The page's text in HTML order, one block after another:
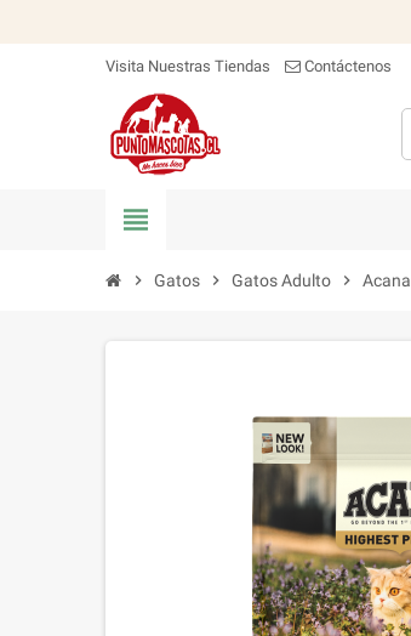
Visita Nuestras Tiendas Contáctenos
view_headline
chevron_right Gatos chevron_right Gatos Adulto chevron_right Acana